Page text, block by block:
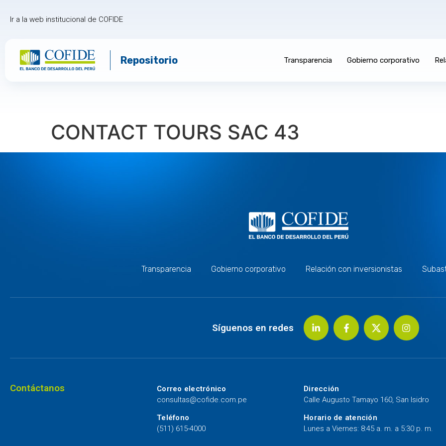
Ir a la web institucional de COFIDE
Repositorio Transparencia Gobierno corporativo
CONTACT TOURS SAC 43
Transparencia Gobierno corporativo Relación con inversionistas
Síguenos en redes
Contáctanos
Correo electrónico
consultas@cofide.com.pe
Teléfono
(511) 615-4000
Dirección
Calle Augusto Tamayo 160, San Isidro
Horario de atención
Lunes a Viernes: 8:45 a. m. a 5:30 p. m.